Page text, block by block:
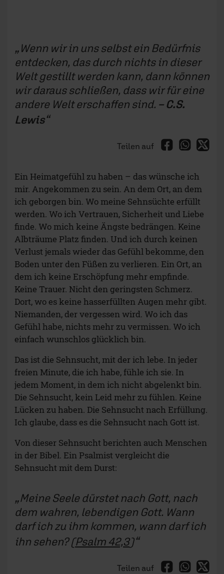
Wenn wir in uns selbst ein Bedürfnis
entdecken, das durch nichts in dieser
Welt gestillt werden kann, dann können
wir daraus schließen, dass wir für eine
andere Welt erschaffen sind. – C.S.
Lewis
Teilen auf
Ein Heimatgefühl zu haben – das wünsche ich
mir. Angekommen zu sein. An dem Ort, an dem
ich geborgen bin. Wo meine Sehnsüchte erfüllt
werden. Wo ich Vertrauen, Sicherheit und Liebe
finde. Wo mich keine Ängste bedrängen. Keine
Albträume Platz finden. Und ich durch keinen
Verlust jemals wieder das Gefühl bekomme, den
Boden unter den Füßen zu verlieren. Ein Ort, an
dem ich keine Erschöpfung mehr empfinde.
Keine Trauer. Nicht den geringsten Schmerz.
Dort, wo es keine hasserfüllten Augen mehr gibt.
Niemanden, der vergessen wird. Wo ich das
Gefühl habe, nichts mehr zu vermissen. Wo ich
einfach wunschlos glücklich bin.
Das ist die Sehnsucht, mit der ich lebe. In jeder
freien Minute, die ich habe, fühle ich sie. In
jedem Moment, in dem ich nicht abgelenkt bin.
Die Sehnsucht, kein Leid mehr zu fühlen. Keine
Lücken zu haben. Die Sehnsucht nach Erfüllung.
Ich glaube, dass es die Sehnsucht nach Gott ist.
Von dieser Sehnsucht berichten auch Menschen
in der Bibel. Ein Psalmist vergleicht die
Sehnsucht mit dem Durst:
Meine Seele dürstet nach Gott, nach
dem wahren, lebendigen Gott. Wann
darf ich zu ihm kommen, wann darf ich
ihn sehen? (Psalm 42,3)
Teilen auf